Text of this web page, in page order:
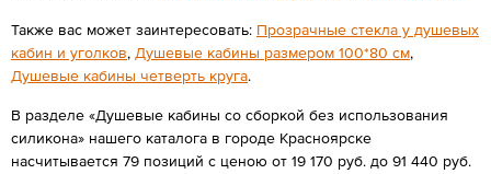
Также вас может заинтересовать: Прозрачные стекла у душевых
кабин и уголков, Душевые кабины размером 100*80 см,
Душевые кабины четверть круга.
В разделе «Душевые кабины со сборкой без использования
силикона» нашего каталога в городе Красноярске
насчитывается 79 позиций с ценою от 19 170 руб. до 91 440 руб.